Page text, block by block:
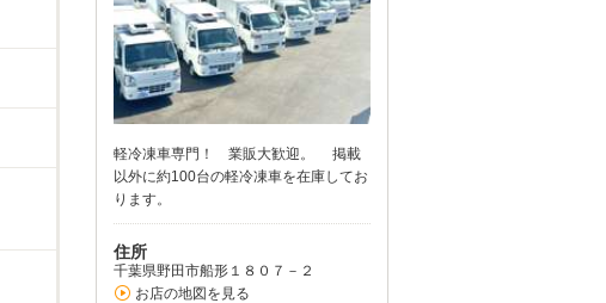
軽冷凍車専門！ 業販大歓迎。 掲載
以外に約100台の軽冷凍車を在庫してお
ります。
住所
千葉県野田市船形１８０７－２
お店の地図を見る